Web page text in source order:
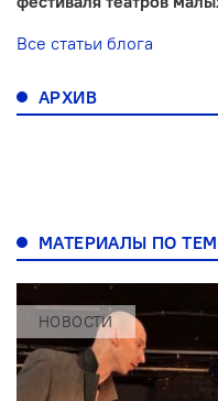
Все статьи блога
АРХИВ
МАТЕРИАЛЫ ПО
НОВОСТИ